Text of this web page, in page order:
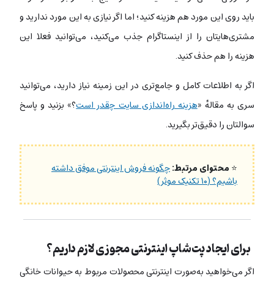
باید روی این مورد هم هزینه کنید؛ اما اگر نیازی به این مورد ندارید و
مشتری‌هایتان را از اینستاگرام جذب می‌کنید، می‌توانید فعلا این
هزینه را هم حذف کنید.
اگر به اطلاعات کامل و جامع‌تری در این زمینه نیاز دارید، می‌توانید
سری به مقالهٔ «هزینه راه‌اندازی سایت چقدر است؟» بزنید و پاسخ
سوالتان را دقیق‌تر بگیرید.
⭐محتوای مرتبط:چگونه فروش اینترنتی موفق داشته
باشیم؟ (۱۰ تکنیک موثر)
برای ایجاد پت‌شاپ اینترنتی مجوزی لازم داریم؟
اگر می‌خواهید به‌صورت اینترنتی محصولات مربوط به حیوانات خانگی